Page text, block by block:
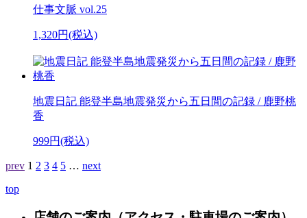
仕事文脈 vol.25
1,320円(税込)
地震日記 能登半島地震発災から五日間の記録 / 鹿野桃
香
999円(税込)
prev 1 2 3 4 5 … next
top